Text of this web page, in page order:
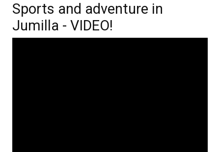
Sports and adventure in
Jumilla - VIDEO!